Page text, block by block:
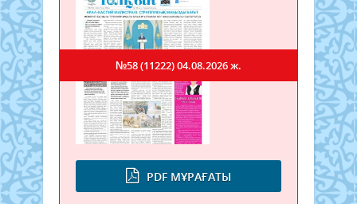
PDF МҰРАҒАТЫ
№58 (11222)04.08.2026 ж.